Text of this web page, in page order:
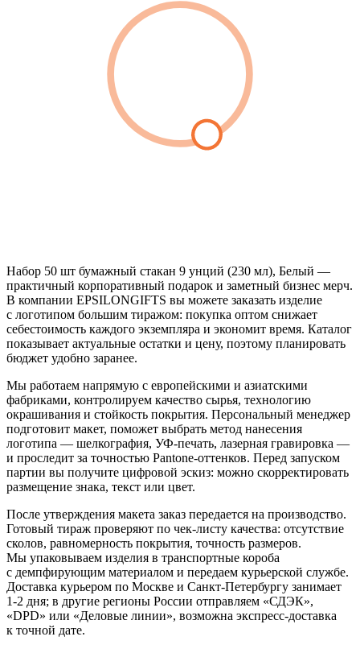
Набор 50 шт бумажный стакан 9 унций (230 мл), Белый —
практичный корпоративный подарок и заметный бизнес мерч.
В компании EPSILONGIFTS вы можете заказать изделие
с логотипом большим тиражом: покупка оптом снижает
себестоимость каждого экземпляра и экономит время. Каталог
показывает актуальные остатки и цену, поэтому планировать
бюджет удобно заранее.
Мы работаем напрямую с европейскими и азиатскими
фабриками, контролируем качество сырья, технологию
окрашивания и стойкость покрытия. Персональный менеджер
подготовит макет, поможет выбрать метод нанесения
логотипа — шелкография, УФ-печать, лазерная гравировка —
и проследит за точностью Pantone-оттенков. Перед запуском
партии вы получите цифровой эскиз: можно скорректировать
размещение знака, текст или цвет.
После утверждения макета заказ передается на производство.
Готовый тираж проверяют по чек-листу качества: отсутствие
сколов, равномерность покрытия, точность размеров.
Мы упаковываем изделия в транспортные короба
с демпфирующим материалом и передаем курьерской службе.
Доставка курьером по Москве и Санкт-Петербургу занимает
1-2 дня; в другие регионы России отправляем «СДЭК»,
«DPD» или «Деловые линии», возможна экспресс-доставка
к точной дате.